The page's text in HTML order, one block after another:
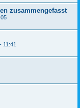
zusammengefasst
11:41